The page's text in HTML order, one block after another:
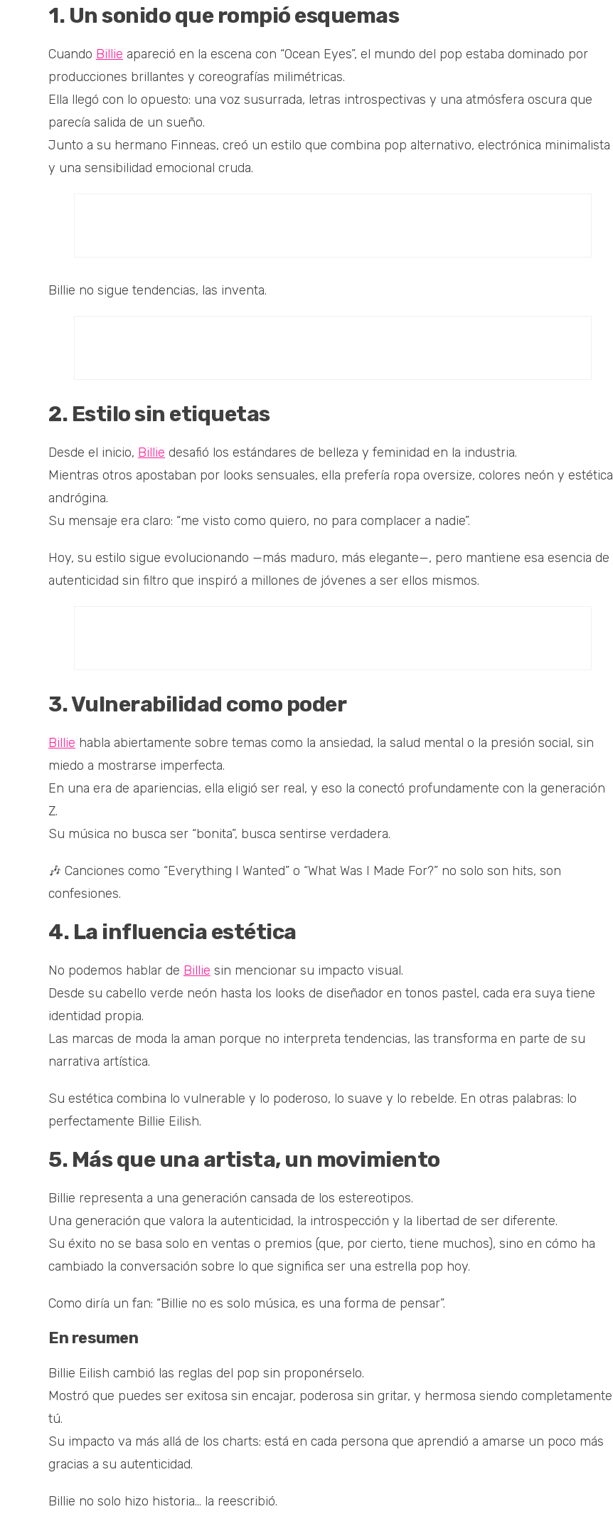
1. Un sonido que rompió esquemas
Cuando Billie apareció en la escena con “Ocean Eyes”, el mundo del pop estaba dominado por
producciones brillantes y coreografías milimétricas.
Ella llegó con lo opuesto: una voz susurrada, letras introspectivas y una atmósfera oscura que
parecía salida de un sueño.
Junto a su hermano Finneas, creó un estilo que combina pop alternativo, electrónica minimalista
y una sensibilidad emocional cruda.
Billie no sigue tendencias, las inventa.
2. Estilo sin etiquetas
Desde el inicio, Billie desafió los estándares de belleza y feminidad en la industria.
Mientras otros apostaban por looks sensuales, ella prefería ropa oversize, colores neón y estética
andrógina.
Su mensaje era claro: “me visto como quiero, no para complacer a nadie”.
Hoy, su estilo sigue evolucionando —más maduro, más elegante—, pero mantiene esa esencia de
autenticidad sin filtro que inspiró a millones de jóvenes a ser ellos mismos.
3. Vulnerabilidad como poder
Billie habla abiertamente sobre temas como la ansiedad, la salud mental o la presión social, sin
miedo a mostrarse imperfecta.
En una era de apariencias, ella eligió ser real, y eso la conectó profundamente con la generación
Z.
Su música no busca ser “bonita”, busca sentirse verdadera.
🎶 Canciones como “Everything I Wanted” o “What Was I Made For?” no solo son hits, son
confesiones.
4. La influencia estética
No podemos hablar de Billie sin mencionar su impacto visual.
Desde su cabello verde neón hasta los looks de diseñador en tonos pastel, cada era suya tiene
identidad propia.
Las marcas de moda la aman porque no interpreta tendencias, las transforma en parte de su
narrativa artística.
Su estética combina lo vulnerable y lo poderoso, lo suave y lo rebelde. En otras palabras: lo
perfectamente Billie Eilish.
5. Más que una artista, un movimiento
Billie representa a una generación cansada de los estereotipos.
Una generación que valora la autenticidad, la introspección y la libertad de ser diferente.
Su éxito no se basa solo en ventas o premios (que, por cierto, tiene muchos), sino en cómo ha
cambiado la conversación sobre lo que significa ser una estrella pop hoy.
Como diría un fan: “Billie no es solo música, es una forma de pensar”.
En resumen
Billie Eilish cambió las reglas del pop sin proponérselo.
Mostró que puedes ser exitosa sin encajar, poderosa sin gritar, y hermosa siendo completamente
tú.
Su impacto va más allá de los charts: está en cada persona que aprendió a amarse un poco más
gracias a su autenticidad.
Billie no solo hizo historia… la reescribió.